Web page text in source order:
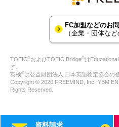
FC加盟などのお
（企業・団体な
TOEIC®およびTOEIC Bridge®は
す。
英検®は公益財団法人 日本英語検定協会の
Copyright © 2020 FREEMIND, Inc.“YBM
Rights Reserved.
資料請求